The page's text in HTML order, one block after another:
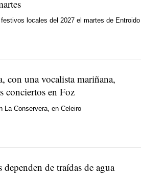
locales del 2027 el martes de Entroido
con una vocalista mariñana,
conciertos en Foz
La Conservera, en Celeiro
de traídas de agua